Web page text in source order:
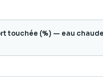
touchée (%) — eau